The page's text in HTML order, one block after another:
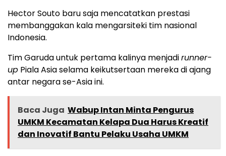
Hector Souto baru saja mencatatkan prestasi
membanggakan kala mengarsiteki tim nasional
Indonesia.
Tim Garuda untuk pertama kalinya menjadirunner-
up Piala Asia selama keikutsertaan mereka di ajang
antar negara se-Asia ini.
Baca Juga Wabup Intan Minta Pengurus
UMKM Kecamatan Kelapa Dua Harus Kreatif
dan Inovatif Bantu Pelaku Usaha UMKM